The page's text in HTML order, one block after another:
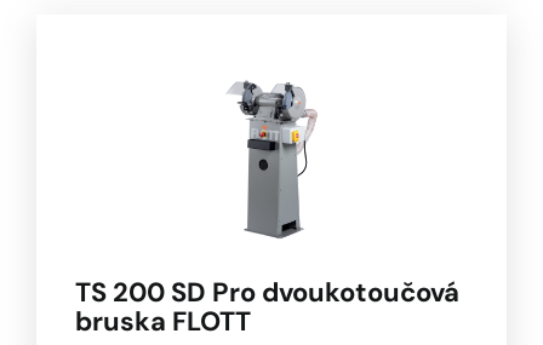
TS 200 SD Pro dvoukotoučová
bruska FLOTT